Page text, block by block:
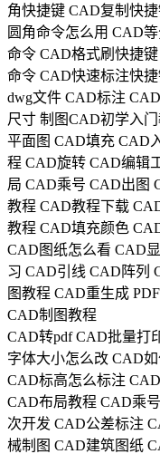
角快捷键 CAD复制快
圆角命令怎么用 CAD
命令 CAD格式刷快捷键
命令 CAD快速标注快
dwg文件 CAD标注
尺寸 制图CAD初学入
平面图 CAD填充 CAD
程 CAD旋转 CAD编辑
局 CAD乘号 CAD出图
教程 CAD教程下载
教程 CAD填充颜色
CAD图纸怎么看 CAD
习 CAD引线 CAD阵列
图教程 CAD重生成
CAD制图教程
CAD转pdf CAD批量打
字体大小怎么改 CAD
CAD标高怎么标注
CAD布局教程 CAD乘
次开发 CAD公差标注
械制图 CAD建筑图纸